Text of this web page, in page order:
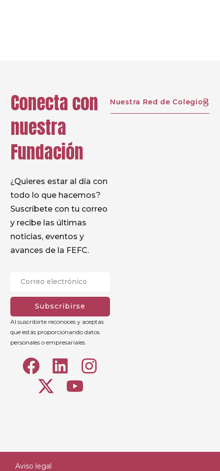
Conecta con
nuestra
Fundación
¿Quieres estar al día con
todo lo que hacemos?
Suscríbete con tu correo
y recibe las últimas
noticias, eventos y
avances de la FEFC.
Subscribirse
Al suscribirte reconoces y aceptas
que estás proporcionando datos
personales o empresariales
Nuestra Red de Colegios
Aviso legal